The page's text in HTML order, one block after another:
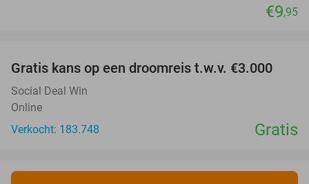
€9,95
Gratis kans op een droomreis t.w.v. €3.000
Social Deal Win
Online
Verkocht: 183.748
Gratis